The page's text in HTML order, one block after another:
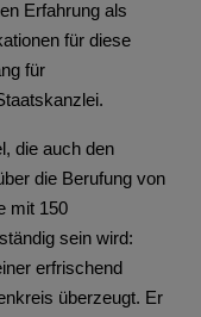
Erfahrung als
für diese
für
die auch den
die Berufung von
mit 150
sein wird:
erfrischend
überzeugt. Er